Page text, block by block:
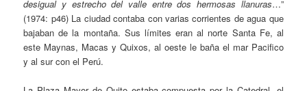
desigual y estrecho del valle entre dos hermosas llanuras…”
(1974: p46) La ciudad contaba con varias corrientes de agua que
bajaban de la montaña. Sus límites eran al norte Santa Fe, al
este Maynas, Macas y Quixos, al oeste le baña el mar Pacifico
y al sur con el Perú.